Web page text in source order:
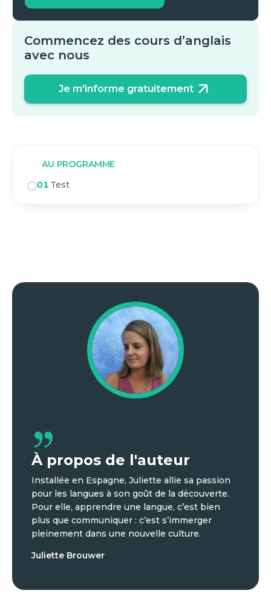
Commencez des cours d’anglais
avec nous
Je m'informe gratuitement
AU PROGRAMME
01 Test
À propos de l'auteur
Installée en Espagne, Juliette allie sa passion
pour les langues à son goût de la découverte.
Pour elle, apprendre une langue, c’est bien
plus que communiquer : c’est s’immerger
pleinement dans une nouvelle culture.
Juliette Brouwer